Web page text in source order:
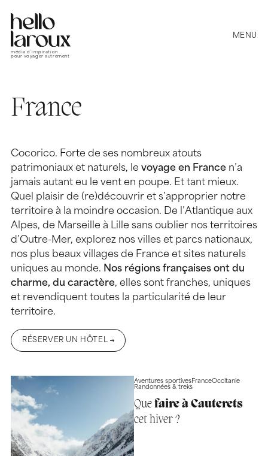
média d’inspiration
pour voyager autrement
MENU
France
Cocorico. Forte de ses nombreux atouts
patrimoniaux et naturels, le voyage en France n’a
jamais autant eu le vent en poupe. Et tant mieux.
Quel plaisir de (re)découvrir et s’approprier notre
territoire à la moindre occasion. De l’Atlantique aux
Alpes, de Marseille à Lille sans oublier nos territoires
d’Outre-Mer, explorez nos villes et parcs nationaux,
nos plus beaux villages de France et sites naturels
uniques au monde. Nos régions françaises ont du
charme, du caractère, elles sont franches, uniques
et revendiquent toutes la particularité de leur
territoire.
RÉSERVER UN HÔTEL
Aventures sportivesFranceOccitanie
Randonnées & treks
Quefaire à Cauterets
cet hiver ?